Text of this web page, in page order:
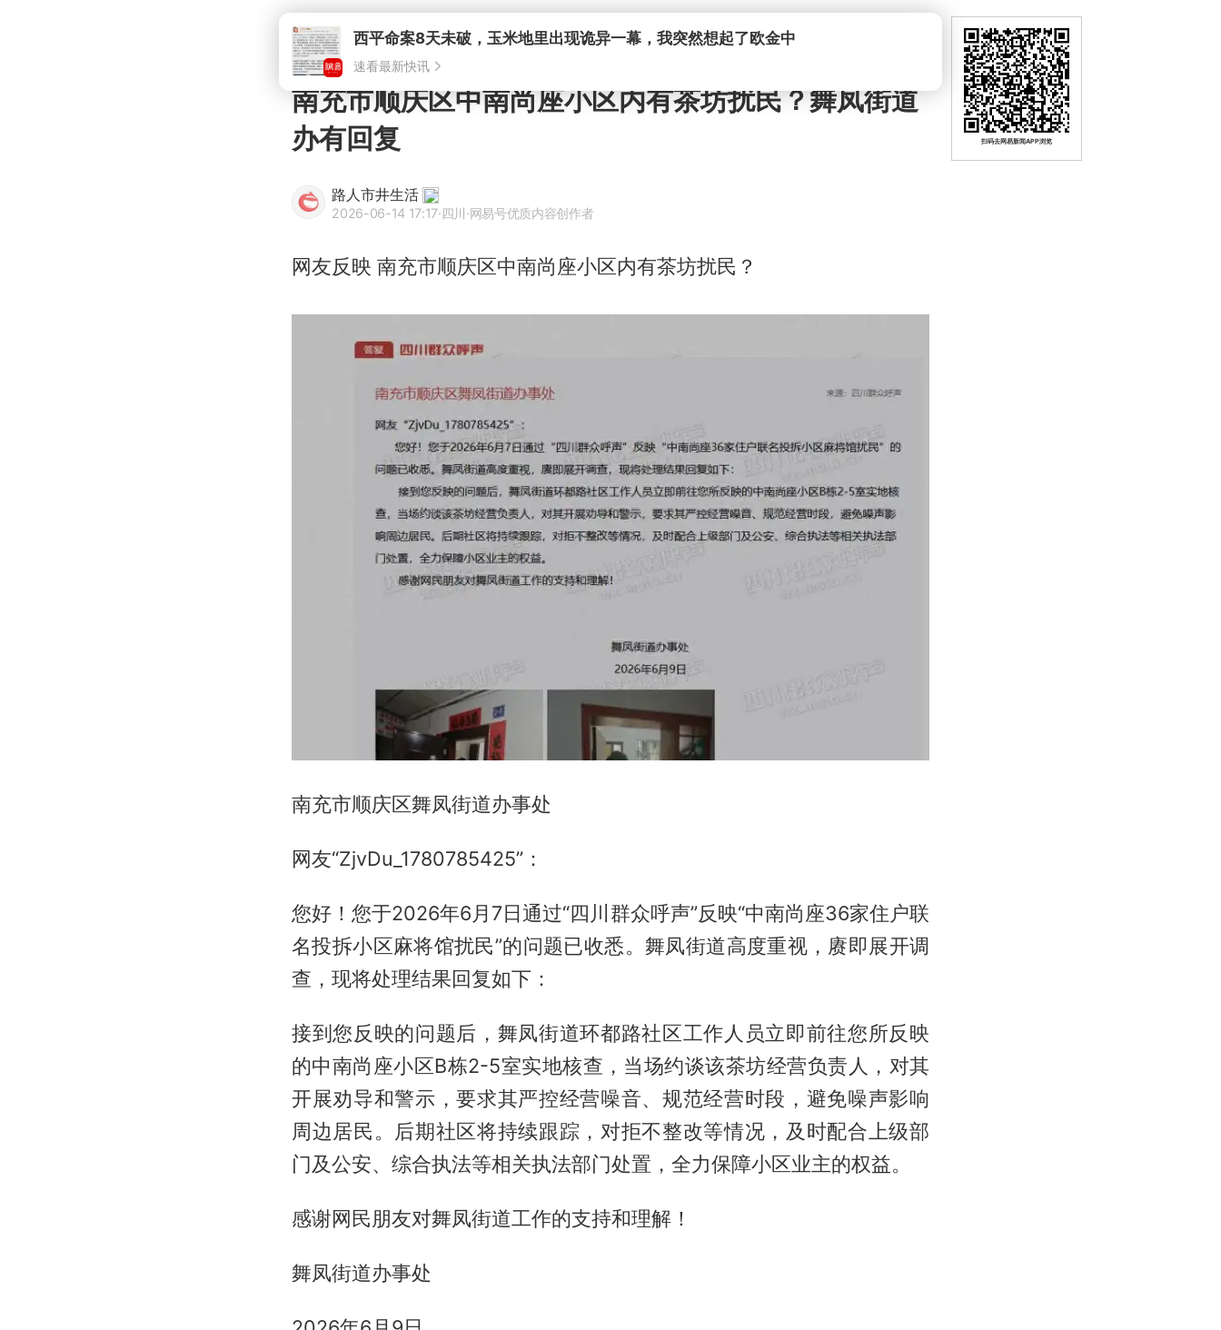
南充市顺庆区中南尚座小区内有茶坊扰民？舞凤街道
办有回复
路人市井生活
2026-06-14 17:17·四川·网易号优质内容创作者
网友反映 南充市顺庆区中南尚座小区内有茶坊扰民？
南充市顺庆区舞凤街道办事处
网友“ZjvDu_1780785425”：
您好！您于2026年6月7日通过“四川群众呼声”反映“中南尚座36家住户联
名投拆小区麻将馆扰民”的问题已收悉。舞凤街道高度重视，赓即展开调
查，现将处理结果回复如下：
接到您反映的问题后，舞凤街道环都路社区工作人员立即前往您所反映
的中南尚座小区B栋2-5室实地核查，当场约谈该茶坊经营负责人，对其
开展劝导和警示，要求其严控经营噪音、规范经营时段，避免噪声影响
周边居民。后期社区将持续跟踪，对拒不整改等情况，及时配合上级部
门及公安、综合执法等相关执法部门处置，全力保障小区业主的权益。
感谢网民朋友对舞凤街道工作的支持和理解！
舞凤街道办事处
扫码去网易新闻APP浏览